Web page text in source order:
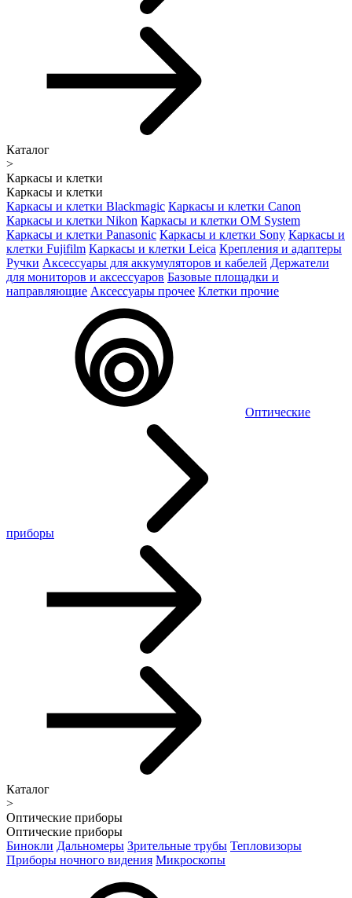
Каталог
>
Каркасы и клетки
Каркасы и клетки
Каркасы и клетки Blackmagic Каркасы и клетки Canon
Каркасы и клетки Nikon Каркасы и клетки OM System
Каркасы и клетки Panasonic Каркасы и клетки Sony Каркасы и
клетки Fujifilm Каркасы и клетки Leica Крепления и адаптеры
Ручки Аксессуары для аккумуляторов и кабелей Держатели
для мониторов и аксессуаров Базовые площадки и
направляющие Аксессуары прочее Клетки прочие
Оптические
приборы
Каталог
>
Оптические приборы
Оптические приборы
Бинокли Дальномеры Зрительные трубы Тепловизоры
Приборы ночного видения Микроскопы